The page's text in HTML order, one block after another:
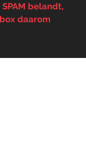
belandt,
daarom